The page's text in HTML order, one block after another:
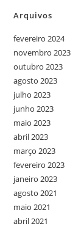
Arquivos
fevereiro 2024
novembro 2023
outubro 2023
agosto 2023
julho 2023
junho 2023
maio 2023
abril 2023
março 2023
fevereiro 2023
janeiro 2023
agosto 2021
maio 2021
abril 2021